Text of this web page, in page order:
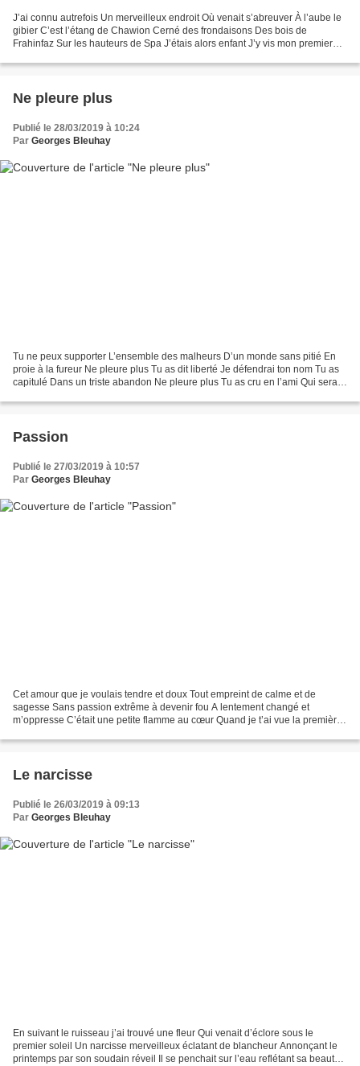
J’ai connu autrefois Un merveilleux endroit Où venait s’abreuver À l’aube le
gibier C’est l’étang de Chawion Cerné des frondaisons Des bois de
Frahinfaz Sur les hauteurs de Spa J’étais alors enfant J’y vis mon premier
Ne pleure plus
Publié le 28/03/2019 à 10:24
Par Georges Bleuhay
Tu ne peux supporter L’ensemble des malheurs D’un monde sans pitié En
proie à la fureur Ne pleure plus Tu as dit liberté Je défendrai ton nom Tu as
capitulé Dans un triste abandon Ne pleure plus Tu as cru en l’ami Qui serait
Passion
Publié le 27/03/2019 à 10:57
Par Georges Bleuhay
Cet amour que je voulais tendre et doux Tout empreint de calme et de
sagesse Sans passion extrême à devenir fou A lentement changé et
m’oppresse C’était une petite flamme au cœur Quand je t’ai vue la première
Le narcisse
Publié le 26/03/2019 à 09:13
Par Georges Bleuhay
En suivant le ruisseau j’ai trouvé une fleur Qui venait d’éclore sous le
premier soleil Un narcisse merveilleux éclatant de blancheur Annonçant le
printemps par son soudain réveil Il se penchait sur l’eau reflétant sa beauté